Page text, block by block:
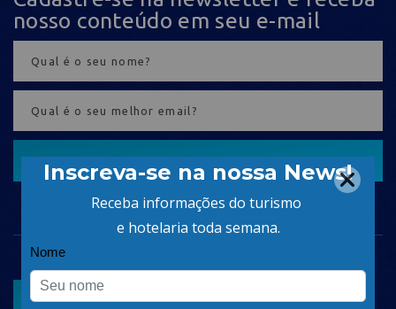
nosso conteúdo em seu e-mail
CADASTRAR
ASSOCIAR